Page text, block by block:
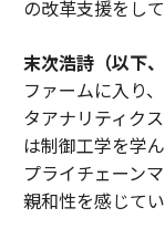
の改革支援をして
末次浩詩（以下、
ファームに入り
タアナリティク
は制御工学を学
プライチェーン
親和性を感じてい